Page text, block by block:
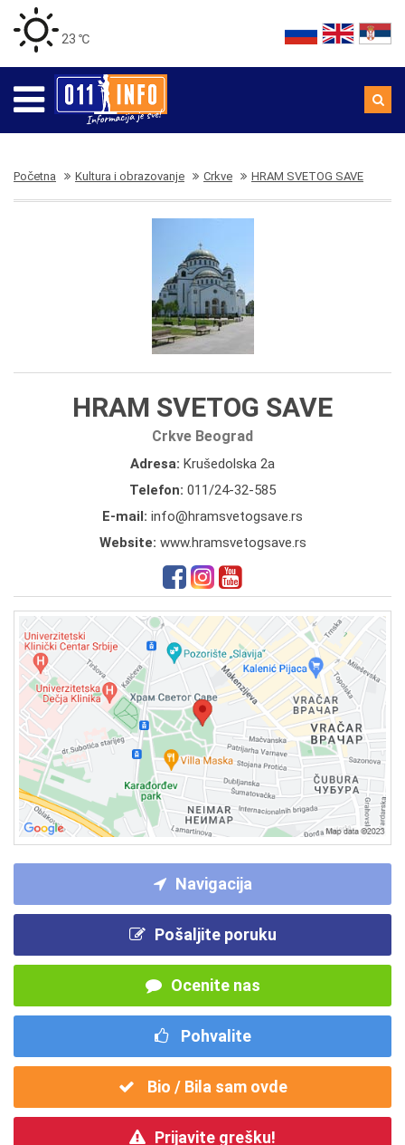
23 ℃
Početna Kultura i obrazovanje Crkve HRAM SVETOG SAVE
HRAM SVETOG SAVE
Crkve Beograd
Adresa: Krušedolska 2a
Telefon: 011/24-32-585
E-mail: info@hramsvetogsave.rs
Website: www.hramsvetogsave.rs
Navigacija
Pošaljite poruku
Ocenite nas
Pohvalite
Bio / Bila sam ovde
Prijavite grešku!